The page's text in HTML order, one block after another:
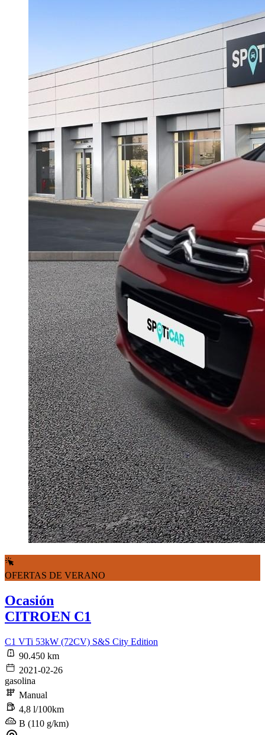
OFERTAS DE VERANO
Ocasión
CITROEN C1
C1 VTi 53kW (72CV) S&S City Edition
90.450 km
2021-02-26
gasolina
Manual
4,8 l/100km
B (110 g/km)